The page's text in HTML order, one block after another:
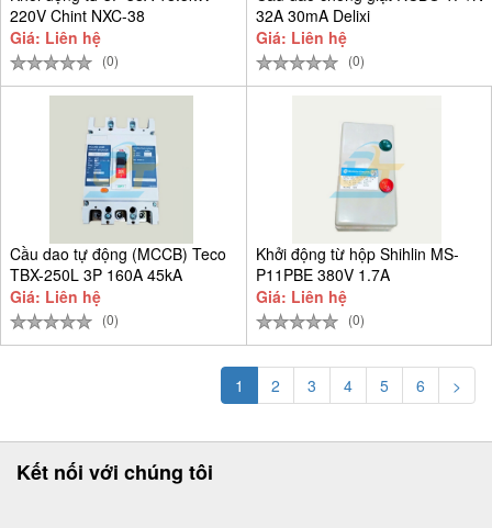
220V Chint NXC-38
Giá: Liên hệ
(0)
32A 30mA Delixi
CDB6LESi1C32
Giá: Liên hệ
(0)
Cầu dao tự động (MCCB) Teco
TBX-250L 3P 160A 45kA
Giá: Liên hệ
(0)
Khởi động từ hộp Shihlin MS-
P11PBE 380V 1.7A
Giá: Liên hệ
(0)
1 2 3 4 5 6 >
Kết nối với chúng tôi